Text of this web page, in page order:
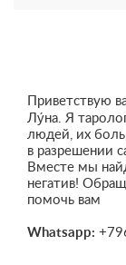
Приветствую
Лу́на. Я
людей, их
в разрешении
Вместе мы
негатив!
помочь вам
Whatsapp: